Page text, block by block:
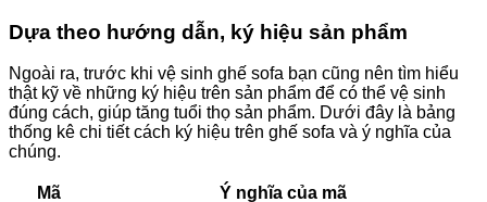
Dựa theo hướng dẫn, ký hiệu sản phẩm
Ngoài ra, trước khi vệ sinh ghế sofa bạn cũng nên tìm hiểu
thật kỹ về những ký hiệu trên sản phẩm để có thể vệ sinh
đúng cách, giúp tăng tuổi thọ sản phẩm. Dưới đây là bảng
thống kê chi tiết cách ký hiệu trên ghế sofa và ý nghĩa của
chúng.
Mã Ý nghĩa của mã